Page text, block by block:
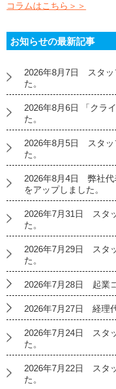
コラムはこちら＞＞
お知らせの最新記事
2026年8月7日 スタッ
た。
2026年8月6日 「クラ
た。
2026年8月5日 スタッ
た。
2026年8月4日 弊社代
をアップしました。
2026年7月31日 スタ
た。
2026年7月29日 スタ
た。
2026年7月28日 起業
2026年7月27日 経理
2026年7月24日 スタ
た。
2026年7月22日 スタ
た。